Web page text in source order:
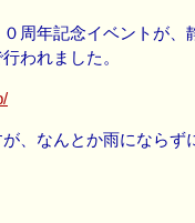
周年記念イベントが、
われました。
、なんとか雨にならず